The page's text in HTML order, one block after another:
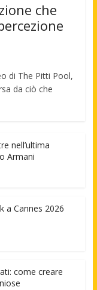
che
di The Pitti Pool,
da ciò che
nell’ultima
Armani
a Cannes 2026
come creare